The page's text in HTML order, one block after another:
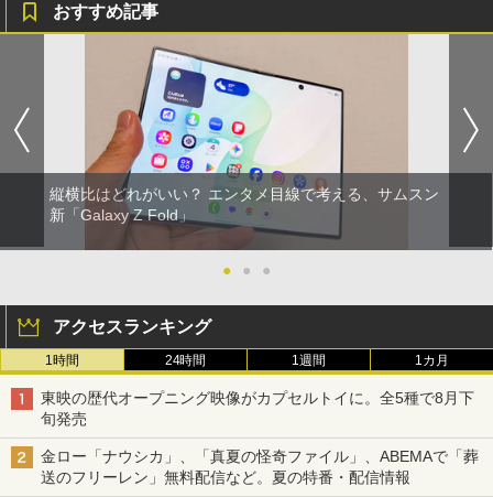
おすすめ記事
縦横比はどれがいい？ エンタメ目線で考える、サムスン
新「Galaxy Z Fold」
● ● ●
アクセスランキング
1時間 24時間 1週間 1カ月
東映の歴代オープニング映像がカプセルトイに。全5種で8月下
旬発売
金ロー「ナウシカ」、「真夏の怪奇ファイル」、ABEMAで「葬
送のフリーレン」無料配信など。夏の特番・配信情報